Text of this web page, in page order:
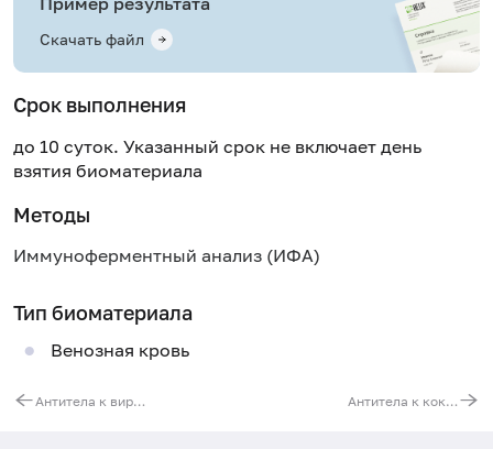
Скачать файл
Срок выполнения
до 10 суток. Указанный срок не включает день
взятия биоматериала
Методы
Иммуноферментный анализ (ИФА)
Тип биоматериала
Венозная кровь
Антитела к вирусу гепатита D (anti-HDV, IgM) Антитела к коклюшной палочке (Bordetella pertussis, IgM)